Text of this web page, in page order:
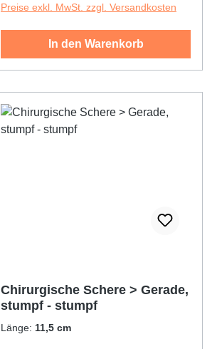
Preise exkl. MwSt. zzgl. Versandkosten
In den Warenkorb
Chirurgische Schere > Gerade,
stumpf - stumpf
Länge: 11,5 cm